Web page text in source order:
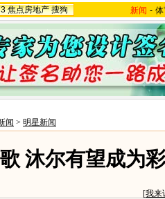
焦点房地产 搜狗 新闻 -
闻 > 明星新闻
沐尔有望成为
[我来